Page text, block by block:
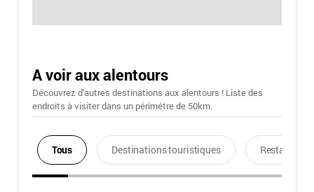
A voir aux alentours
Découvrez d'autres destinations aux alentours ! Liste des
endroits à visiter dans un périmétre de 50km.
Tous Destinations touristiques Restaurants